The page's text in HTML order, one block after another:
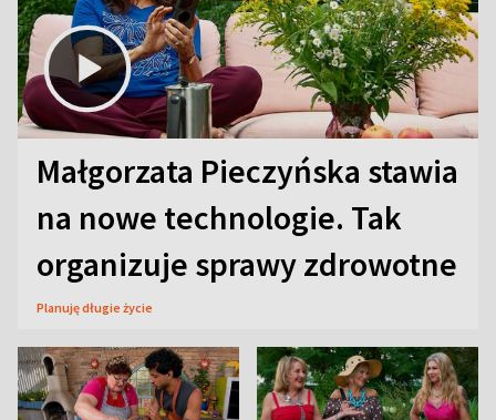
Małgorzata Pieczyńska stawia
na nowe technologie. Tak
organizuje sprawy zdrowotne
Planuję długie życie